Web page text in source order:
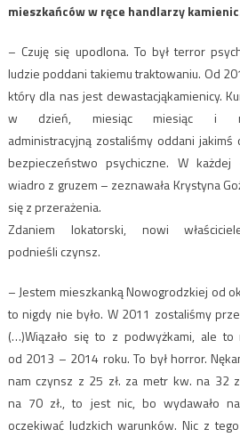
mieszkańców w ręce handlarzy
– Czuję się upodlona. To był terror
ludzie poddani takiemu traktowaniu. Od
który dla nas jest dewastacjąkamienicy.
w dzień, miesiąc miesiąc i
administracyjną zostaliśmy oddani
bezpieczeństwo psychiczne. W
wiadro z gruzem – zeznawała Krystyna
się z przerażenia.
Zdaniem lokatorski, nowi
podnieśli czynsz.
– Jestem mieszkanką Nowogrodzkiej od
to nigdy nie było. W 2011 zostaliśmy
(…)Wiązało się to z podwyżkami, ale
od 2013 – 2014 roku. To był horror.
nam czynsz z 25 zł. za metr kw. na 32
na 70 zł., to jest nic, bo wydawało
oczekiwać ludzkich warunków. Nic z